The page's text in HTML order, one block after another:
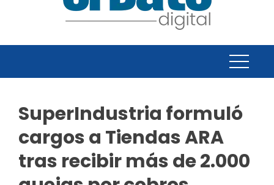
SuperIndustria formuló
cargos a Tiendas ARA
tras recibir más de 2.000